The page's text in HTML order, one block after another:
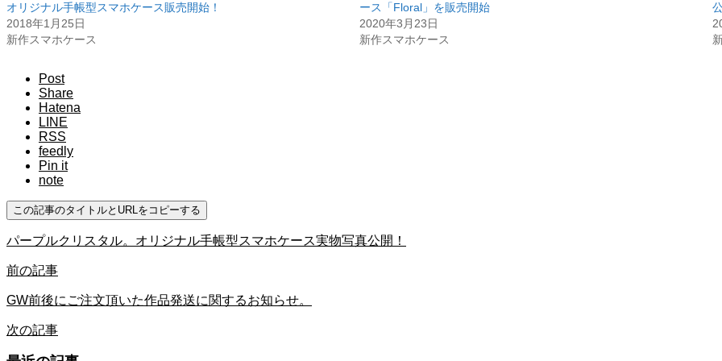
オリジナル手帳型スマホケース販売開始！
2018年1月25日
新作スマホケース
ース「Floral」を販売開始
2020年3月23日
新作スマホケース
Post
Share
Hatena
LINE
RSS
feedly
Pin it
note
この記事のタイトルとURLをコピーする
パープルクリスタル。オリジナル手帳型スマホケース実物写真公開！
前の記事
GW前後にご注文頂いた作品発送に関するお知らせ。
次の記事